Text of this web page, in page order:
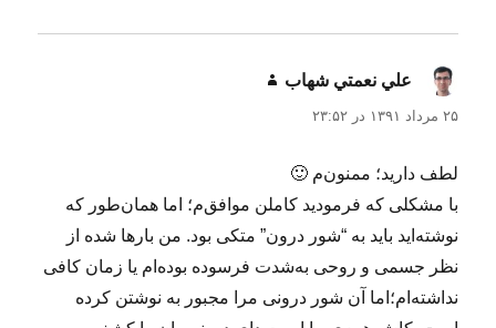
علي نعمتي شهاب
۲۵ مرداد ۱۳۹۱ در ۲۳:۵۲
لطف دارید؛ ممنون‌م 🙂
با مشکلی که فرمودید کاملن موافق‌م؛ اما همان‌طور که
نوشته‌اید باید به “شور درون” متکی بود. من بارها شده از
نظر جسمی و روحی به‌شدت فرسوده بوده‌ام یا زمان کافی
نداشته‌ام؛اما آن شور درونی مرا مجبور به نوشتن کرده